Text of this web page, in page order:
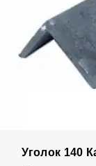
Уголок 140